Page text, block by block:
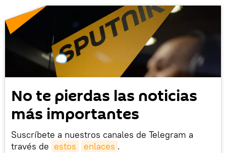
No te pierdas las noticias
más importantes
Suscríbete a nuestros canales de Telegram a
través de estos enlaces .